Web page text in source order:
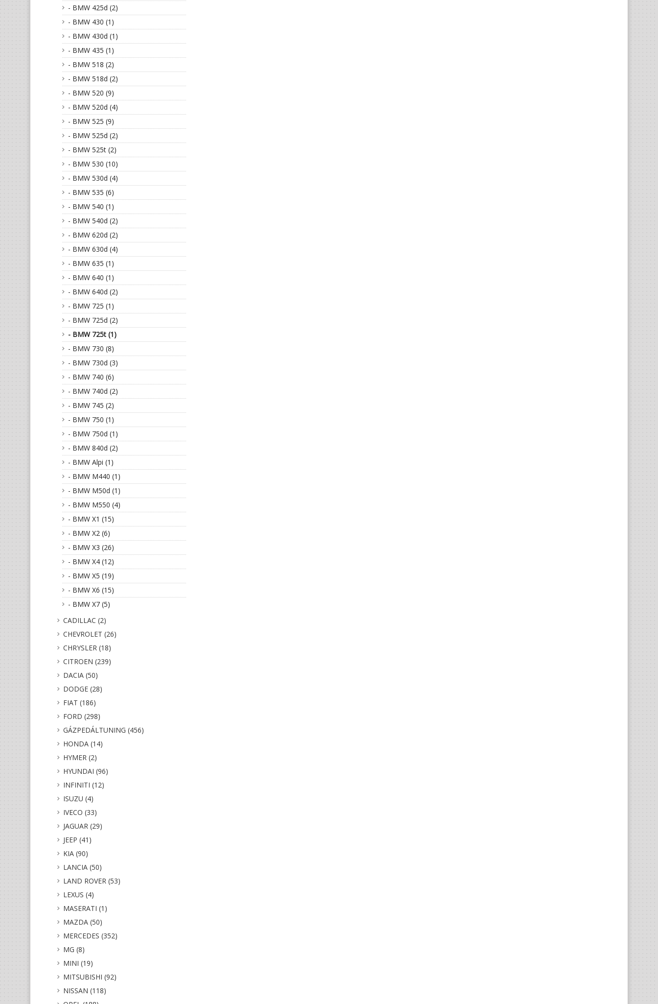
- BMW 425d (2)
- BMW 430 (1)
- BMW 430d (1)
- BMW 435 (1)
- BMW 518 (2)
- BMW 518d (2)
- BMW 520 (9)
- BMW 520d (4)
- BMW 525 (9)
- BMW 525d (2)
- BMW 525t (2)
- BMW 530 (10)
- BMW 530d (4)
- BMW 535 (6)
- BMW 540 (1)
- BMW 540d (2)
- BMW 620d (2)
- BMW 630d (4)
- BMW 635 (1)
- BMW 640 (1)
- BMW 640d (2)
- BMW 725 (1)
- BMW 725d (2)
- BMW 725t (1)
- BMW 730 (8)
- BMW 730d (3)
- BMW 740 (6)
- BMW 740d (2)
- BMW 745 (2)
- BMW 750 (1)
- BMW 750d (1)
- BMW 840d (2)
- BMW Alpi (1)
- BMW M440 (1)
- BMW M50d (1)
- BMW M550 (4)
- BMW X1 (15)
- BMW X2 (6)
- BMW X3 (26)
- BMW X4 (12)
- BMW X5 (19)
- BMW X6 (15)
- BMW X7 (5)
CADILLAC (2)
CHEVROLET (26)
CHRYSLER (18)
CITROEN (239)
DACIA (50)
DODGE (28)
FIAT (186)
FORD (298)
GÁZPEDÁLTUNING (456)
HONDA (14)
HYMER (2)
HYUNDAI (96)
INFINITI (12)
ISUZU (4)
IVECO (33)
JAGUAR (29)
JEEP (41)
KIA (90)
LANCIA (50)
LAND ROVER (53)
LEXUS (4)
MASERATI (1)
MAZDA (50)
MERCEDES (352)
MG (8)
MINI (19)
MITSUBISHI (92)
NISSAN (118)